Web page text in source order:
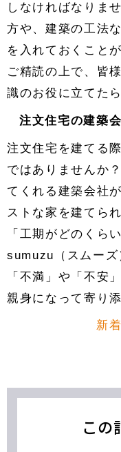
しなければなりま
方や、建築の工法
を入れておくこと
ご精読の上で、皆
識のお役に立てた
注文住宅の建築
注文住宅を建てる
ではありませんか
てくれる建築会社
ストな家を建てら
「工期がどのくら
sumuzu（スムーズ
「不満」や「不安
親身になって寄り
新
この